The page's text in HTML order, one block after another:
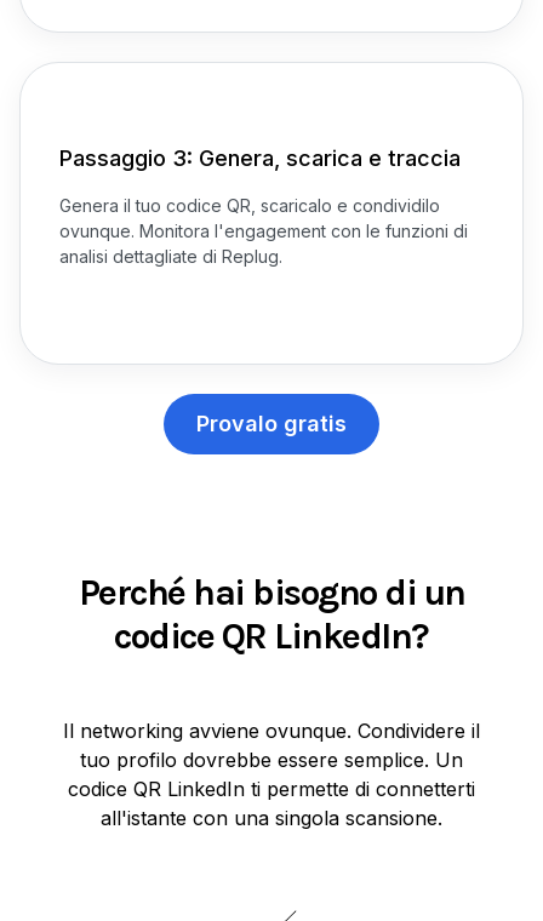
Passaggio 3: Genera, scarica e traccia
Genera il tuo codice QR, scaricalo e condividilo
ovunque. Monitora l'engagement con le funzioni di
analisi dettagliate di Replug.
Provalo gratis
Perché hai bisogno di un
codice QR LinkedIn?
Il networking avviene ovunque. Condividere il
tuo profilo dovrebbe essere semplice. Un
codice QR LinkedIn ti permette di connetterti
all'istante con una singola scansione.